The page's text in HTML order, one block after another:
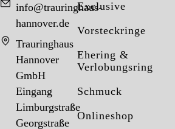
Exclusive
Vorsteckringe
Ehering &
Verlobungsring
Schmuck
Onlineshop
info@trauringhaus-
hannover.de
Trauringhaus
Hannover
GmbH
Eingang
Limburgstraße
Georgstraße